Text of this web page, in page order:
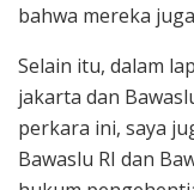
bahwa mereka
Selain itu, dalam
jakarta dan
perkara ini, saya
Bawaslu RI dan